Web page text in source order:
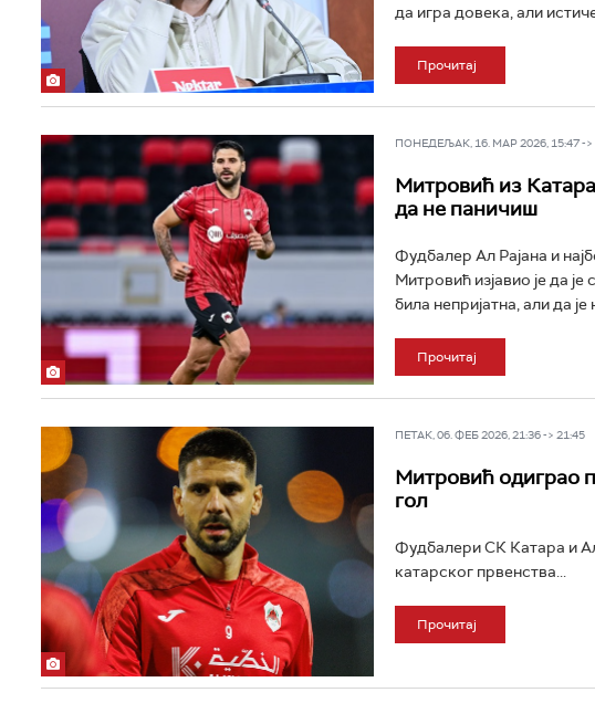
да игра довека, али
Прочитај
ПОНЕДЕЉАК, 16. МАР 2026, 15:47 ->
Митровић из Катара:
да не паничиш
Фудбалер Ал Рајана и
Митровић изјавио је да
била непријатна, али да је
Прочитај
ПЕТАК, 06. ФЕБ 2026, 21:36 -> 21:45
Митровић одиграо
гол
Фудбалери СК Катара и
катарског првенства...
Прочитај